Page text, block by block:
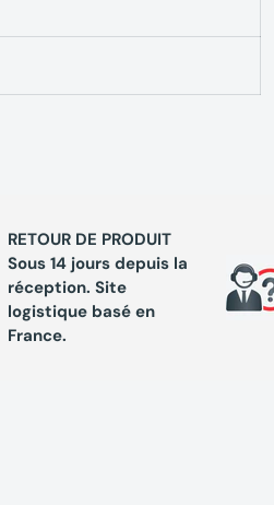
RETOUR DE PRODUIT
Sous 14 jours depuis la
réception. Site
logistique basé en
France.